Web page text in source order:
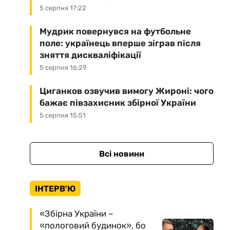
5 серпня 17:22
5 серпня 16:29
Мудрик повернувся на футбольне
поле: українець вперше зіграв після
зняття дискваліфікації
5 серпня 15:51
Циганков озвучив вимогу Жироні: чого
бажає півзахисник збірної України
Всі новини
ІНТЕРВ'Ю
«Збірна України –
«пологовий будинок», бо